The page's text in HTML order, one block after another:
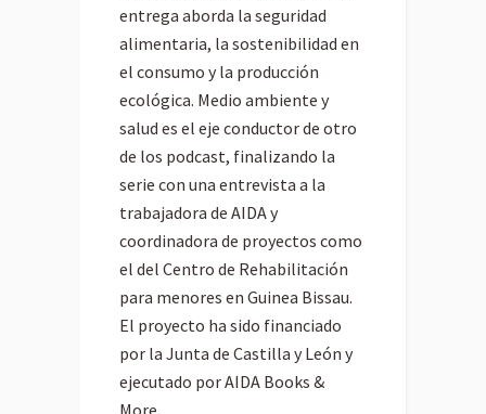
entrega aborda la seguridad
alimentaria, la sostenibilidad en
el consumo y la producción
ecológica. Medio ambiente y
salud es el eje conductor de otro
de los podcast, finalizando la
serie con una entrevista a la
trabajadora de AIDA y
coordinadora de proyectos como
el del Centro de Rehabilitación
para menores en Guinea Bissau.
El proyecto ha sido financiado
por la Junta de Castilla y León y
ejecutado por AIDA Books &